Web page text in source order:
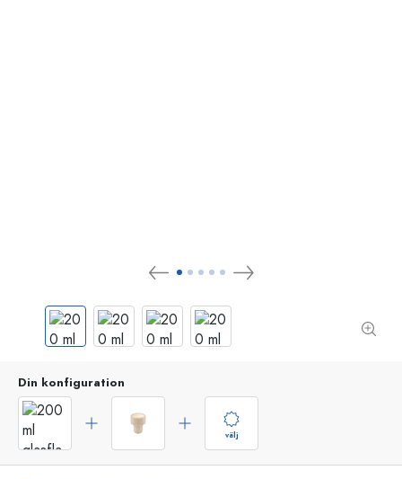
Din konfiguration
välj